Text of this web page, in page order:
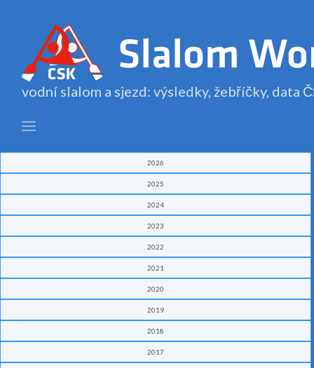
vodní slalom a sjezd: výsledky, žebříčky, data
2026
2025
2024
2023
2022
2021
2020
2019
2018
2017